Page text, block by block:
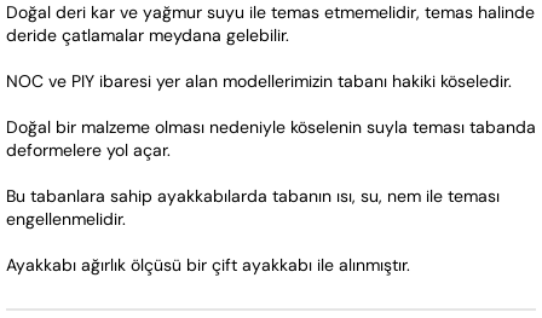
Doğal deri kar ve yağmur suyu ile temas etmemelidir, temas halinde
deride çatlamalar meydana gelebilir.
NOC ve PIY ibaresi yer alan modellerimizin tabanı hakiki köseledir.
Doğal bir malzeme olması nedeniyle köselenin suyla teması tabanda
deformelere yol açar.
Bu tabanlara sahip ayakkabılarda tabanın ısı, su, nem ile teması
engellenmelidir.
Ayakkabı ağırlık ölçüsü bir çift ayakkabı ile alınmıştır.